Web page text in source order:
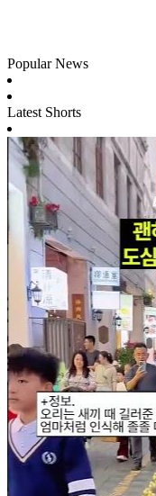
Popular News
Latest Shorts